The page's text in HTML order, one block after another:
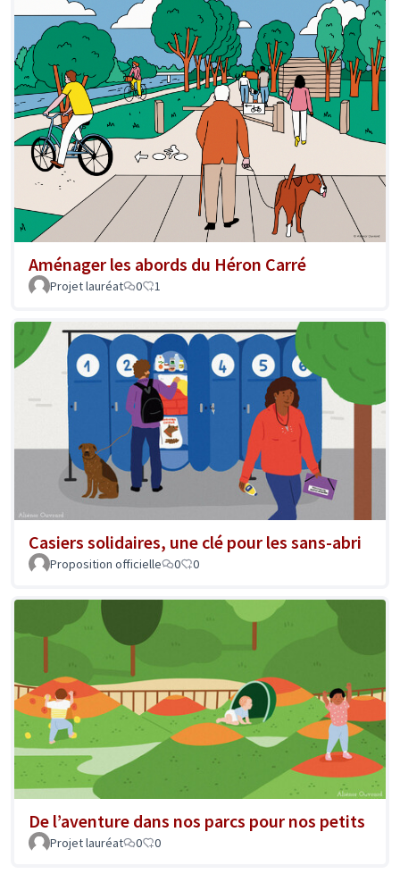
Aménager les abords du Héron Carré
Projet lauréat 0 1
Casiers solidaires, une clé pour les sans-abri
Proposition officielle 0 0
De l’aventure dans nos parcs pour nos petits
Projet lauréat 0 0